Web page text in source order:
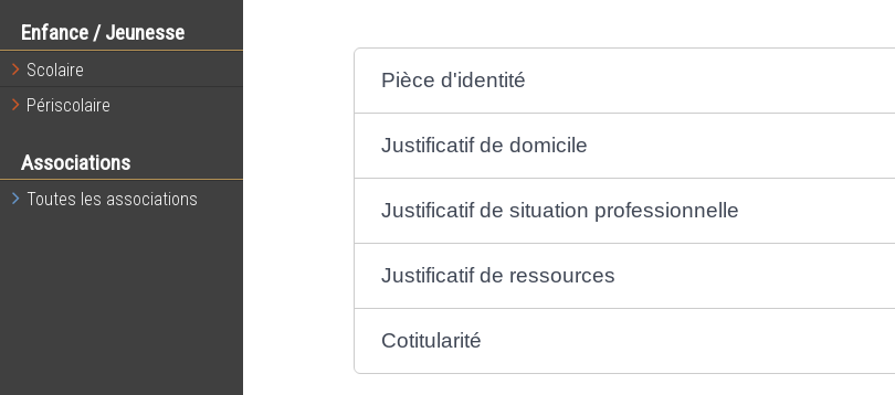
Enfance / Jeunesse
Scolaire
Périscolaire
Associations
Toutes les associations
Pièce d'identité
Justificatif de domicile
Justificatif de situation professionnelle
Justificatif de ressources
Cotitularité